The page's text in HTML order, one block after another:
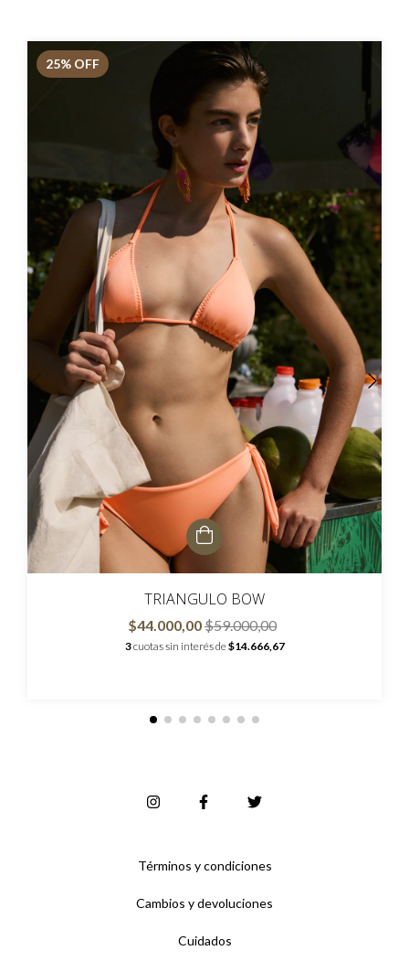
25% OFF
TRIANGULO BOW
$44.000,00$59.000,00
3cuotas sin interés de$14.666,67
Términos y condiciones
Cambios y devoluciones
Cuidados